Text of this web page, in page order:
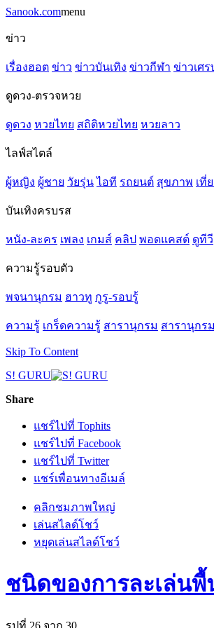
Sanook.commenu
ข่าว
เรื่องฮอต ข่าว ข่าวบันเทิง ข่าวกีฬา ข่าวเศร
ดูดวง-ตรวจหวย
ดูดวง หวยไทย สถิติหวยไทย หวยลาว
ไลฟ์สไตล์
ผู้หญิง ผู้ชาย วัยรุ่น ไอที รถยนต์ สุขภาพ เที่
บันเทิงครบรส
หนัง-ละคร เพลง เกมส์ คลิป พอดแคสต์ ดูทีวี
ความรู้รอบตัว
พจนานุกรม ฮาวทู กูรู-รอบรู้
ความรู้ เกร็ดความรู้ สารานุกรม สารานุกร
Skip To Content
S! GURU
Share
แชร์ไปที่ Tophits
แชร์ไปที่ Facebook
แชร์ไปที่ Twitter
แชร์เพื่อนทางอีเมล์
คลิกชมภาพใหญ่
เล่นสไลด์โชว์
หยุดเล่นสไลด์โชว์
ชนิดของการละเล่นพื้
รูปที่ 26 จาก 30